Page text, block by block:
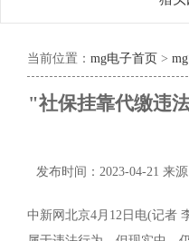
当前位置： mg电子首页 >
"社保挂靠代缴违
发布时间：2023-04-21 来
中新网北京4月12日电(记者